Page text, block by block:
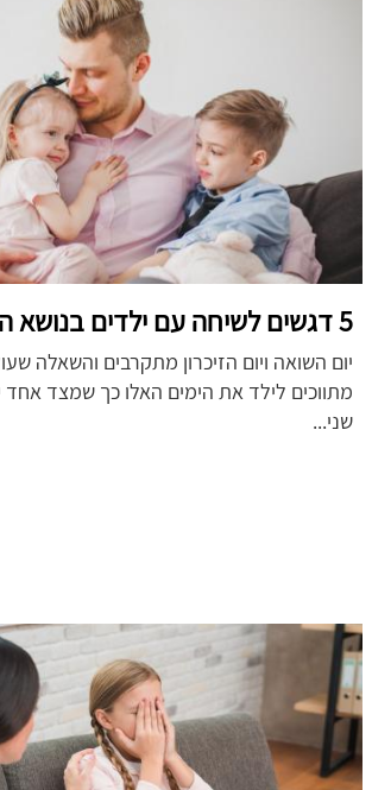
5 דגשים לשיחה עם ילדים בנושא השואה והזכרון
יום השואה ויום הזיכרון מתקרבים והשאלה
מתווכים לילד את הימים האלו כך שמצד אחד
שני...